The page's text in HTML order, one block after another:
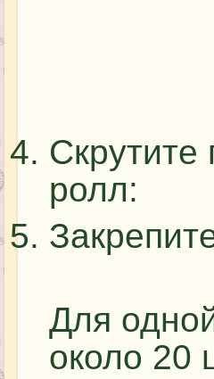
Скрутите
ролл:
Для
около 20